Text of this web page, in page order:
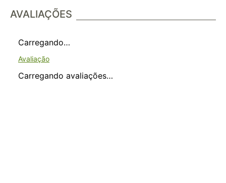
AVALIAÇÕES
Carregando…
Carregando avaliações…